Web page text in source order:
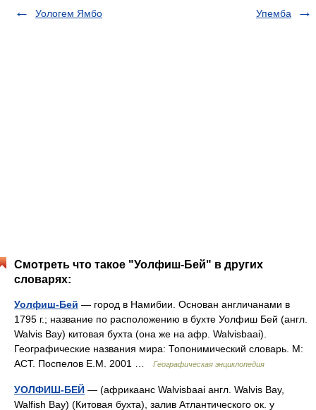
Уологем Ямбо
Упемба
Смотреть что такое "Уолфиш-Бей" в других
словарях:
Уолфиш-Бей — город в Намибии. Основан англичанами в
1795 г.; название по расположению в бухте Уолфиш Бей (англ.
Walvis Bay) китовая бухта (она же на афр. Walvisbaai).
Географические названия мира: Топонимический словарь. М:
АСТ. Поспелов Е.М. 2001 …
Географическая энциклопедия
УОЛФИШ-БЕЙ — (африкаанс Walvisbaai англ. Walvis Bay,
Walfish Bay) (Китовая бухта), залив Атлантического ок. у